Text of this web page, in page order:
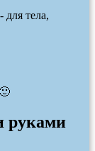
для тела,
руками